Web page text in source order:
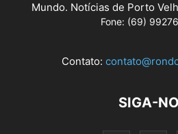
Mundo. Notícias de Porto
Fone: (69)
Contato:
SIGA-